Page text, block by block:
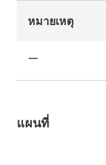
หมายเหตุ
ー
แผนที่